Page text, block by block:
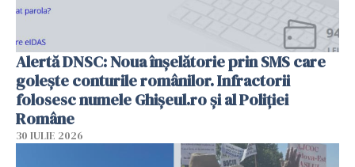
Alertă DNSC: Noua înșelătorie prin SMS care
golește conturile românilor. Infractorii
folosesc numele Ghișeul.ro și al Poliției
Române
30 IULIE 2026